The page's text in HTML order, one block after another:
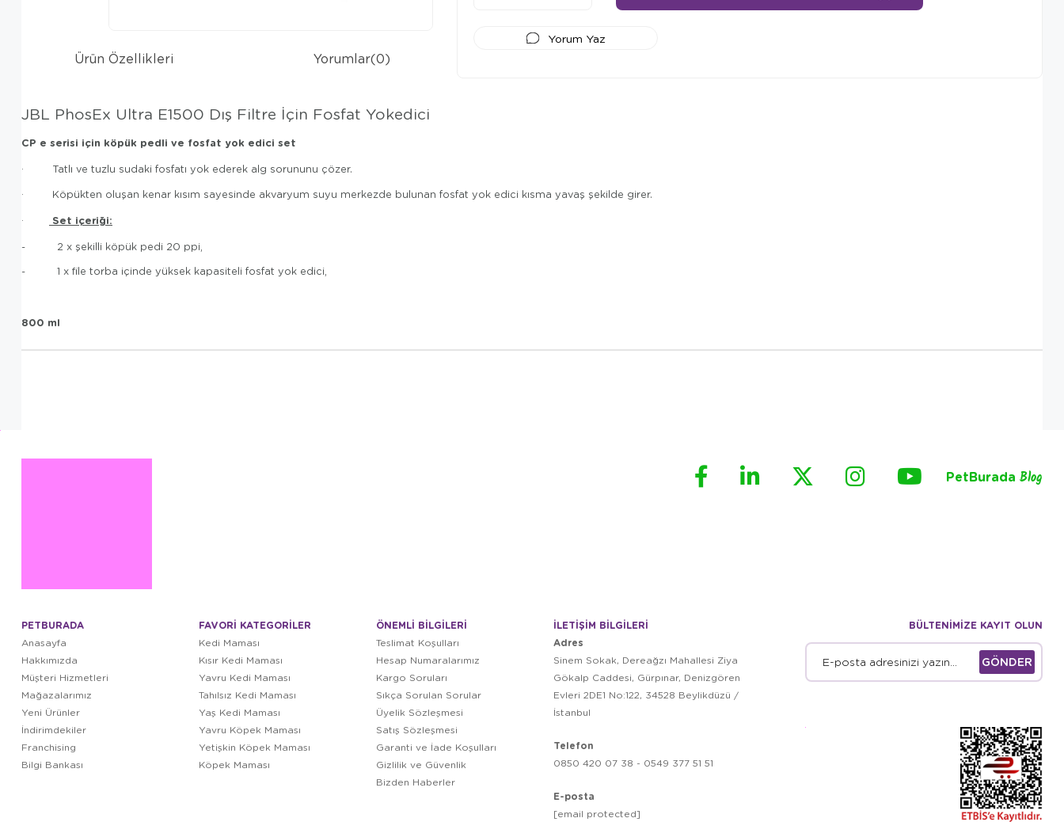
Yorum Yaz
Ürün Özellikleri Yorumlar(0)
JBL PhosEx Ultra E1500 Dış Filtre İçin Fosfat Yokedici
CP e serisi için köpük pedli ve fosfat yok edici set
·
Tatlı ve tuzlu sudaki fosfatı yok ederek alg sorununu çözer.
·
Köpükten oluşan kenar kısım sayesinde akvaryum suyu merkezde bulunan fosfat yok edici kısma yavaş şekilde girer.
· Set içeriği:
-
2 x şekilli köpük pedi 20 ppi,
-
1 x file torba içinde yüksek kapasiteli fosfat yok edici,
800 ml
PetBurada Blog
PETBURADA
Anasayfa
Hakkımızda
Müşteri Hizmetleri
Mağazalarımız
Yeni Ürünler
İndirimdekiler
Franchising
Bilgi Bankası
FAVORİ KATEGORİLER
Kedi Maması
Kısır Kedi Maması
Yavru Kedi Maması
Tahılsız Kedi Maması
Yaş Kedi Maması
Yavru Köpek Maması
Yetişkin Köpek Maması
Köpek Maması
ÖNEMLİ BİLGİLERİ
Teslimat Koşulları
Hesap Numaralarımız
Kargo Soruları
Sıkça Sorulan Sorular
Üyelik Sözleşmesi
Satış Sözleşmesi
Garanti ve İade Koşulları
Gizlilik ve Güvenlik
Bizden Haberler
İLETİŞİM BİLGİLERİ
Adres
Sinem Sokak, Dereağzı Mahallesi Ziya
Gökalp Caddesi, Gürpınar, Denizgören
Evleri 2DE1 No:122, 34528 Beylikdüzü /
İstanbul
Telefon
0850 420 07 38 - 0549 377 51 51
E-posta
[email protected]
BÜLTENİMİZE KAYIT OLUN
GÖNDER